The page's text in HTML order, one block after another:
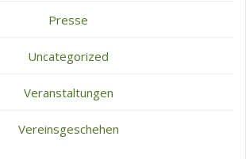
Presse
Uncategorized
Veranstaltungen
Vereinsgeschehen